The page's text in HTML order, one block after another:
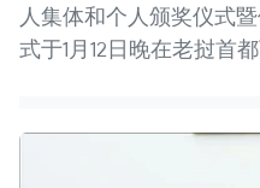
人集体和个人颁奖仪式
式于1月12日晚在老挝首